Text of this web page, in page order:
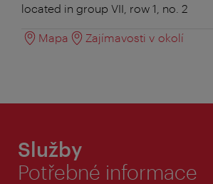
located in group VII, row 1, no. 2
Mapa Zajímavosti v okolí
Služby
Potřebné informace